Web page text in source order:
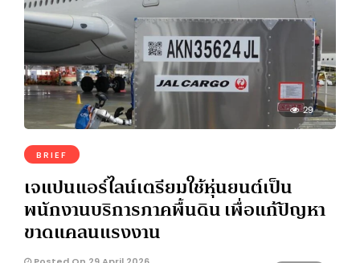
29
BRIEF
เจแปนแอร์ไลน์เตรียมใช้หุ่นยนต์เป็น
พนักงานบริการภาคพื้นดิน เพื่อแก้ปัญหา
ขาดแคลนแรงงาน